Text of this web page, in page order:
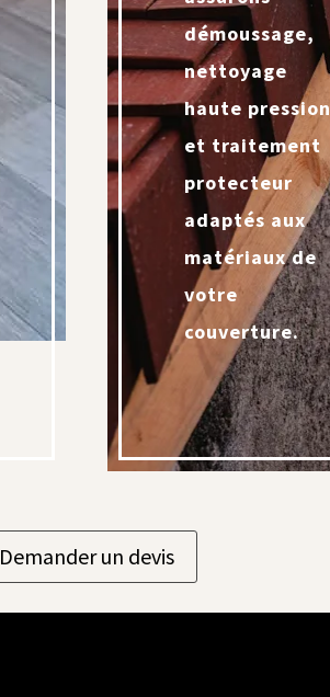
démoussage,
nettoyage
haute pression
et traitement
protecteur
adaptés aux
matériaux de
votre
couverture.
Demander un devis